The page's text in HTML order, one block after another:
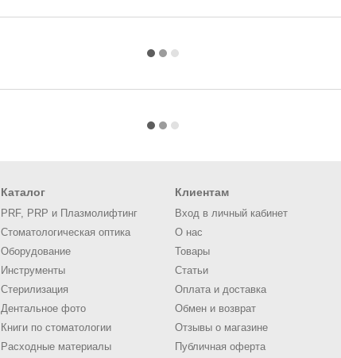
Каталог
PRF, PRP и Плазмолифтинг
Стоматологическая оптика
Оборудование
Инструменты
Стерилизация
Дентальное фото
Книги по стоматологии
Расходные материалы
Клиентам
Вход в личный кабинет
О нас
Товары
Статьи
Оплата и доставка
Обмен и возврат
Отзывы о магазине
Публичная оферта